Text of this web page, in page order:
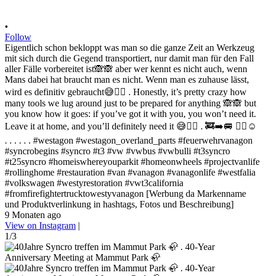
•
Follow
Eigentlich schon bekloppt was man so die ganze Zeit an Werkzeug
mit sich durch die Gegend transportiert, nur damit man für den Fall
aller Fälle vorbereitet ist🙈🙈 aber wer kennt es nicht auch, wenn
Mans dabei hat braucht man es nicht. Wenn man es zuhause lässt,
wird es definitiv gebraucht😅✌🏻 . Honestly, it’s pretty crazy how
many tools we lug around just to be prepared for anything 🙈🙈 but
you know how it goes: if you’ve got it with you, you won’t need it.
Leave it at home, and you’ll definitely need it 😅✌🏻 . 🚒➡️🚐 ✌🏻☺️
. . . . . . #westagon #westagon_overland_parts #feuerwehrvanagon
#syncrobegins #syncro #t3 #vw #vwbus #vwbulli #t3syncro
#t25syncro #homeiswhereyouparkit #homeonwheels #projectvanlife
#rollinghome #restauration #van #vanagon #vanagonlife #westfalia
#volkswagen #westyrestoration #vwt3california
#fromfirefightertrucktowestyvanagon [Werbung da Markenname
und Produktverlinkung in hashtags, Fotos und Beschreibung]
9 Monaten ago
View on Instagram |
1/3